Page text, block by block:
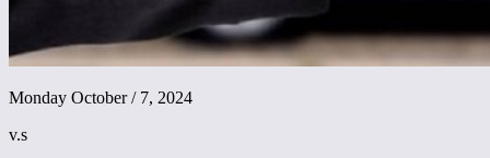
Monday October / 7, 2024
v.s